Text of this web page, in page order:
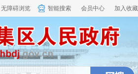
无障碍浏览 智能搜索 会员中心 加入收藏